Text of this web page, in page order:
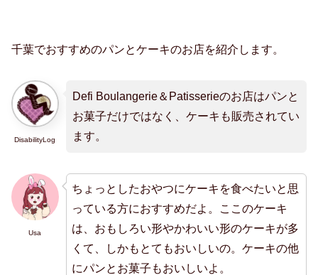
千葉でおすすめのパンとケーキのお店を紹介します。
DisabilityLog
Defi Boulangerie＆Patisserieのお店はパンと
お菓子だけではなく、ケーキも販売されてい
ます。
Usa
ちょっとしたおやつにケーキを食べたいと思
っている方におすすめだよ。ここのケーキ
は、おもしろい形やかわいい形のケーキが多
くて、しかもとてもおいしいの。ケーキの他
にパンとお菓子もおいしいよ。